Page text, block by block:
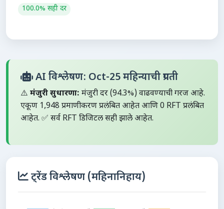
100.0% सही दर
AI विश्लेषण: Oct-25 महिन्याची प्रगती
⚠️ मंजुरी सुधारणा: मंजुरी दर (94.3%) वाढवण्याची गरज आहे.
एकूण 1,948 प्रमाणीकरण प्रलंबित आहेत आणि 0 RFT प्रलंबित
आहेत. ✅ सर्व RFT डिजिटल सही झाले आहेत.
ट्रेंड विश्लेषण (महिनानिहाय)